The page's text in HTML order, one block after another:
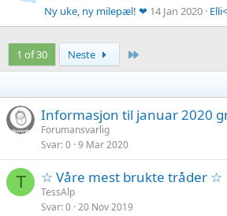
Ny uke, ny milepæl! ❤ 14 Jan 2020
1 of 30 Neste
Informasjon til januar 2020
Forumansvarlig
Svar 0 9 Mar 2020
T ☆ Våre mest brukte tråder ☆
TessAlp
Svar 0 20 Nov 2019